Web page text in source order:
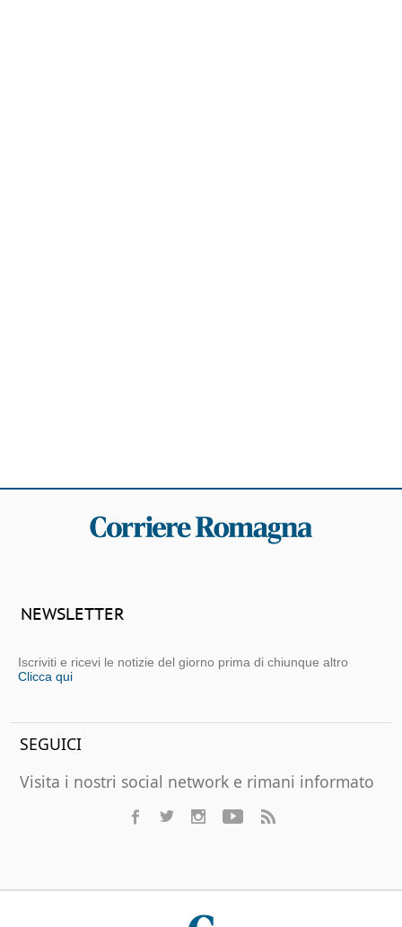
NEWSLETTER
Iscriviti e ricevi le notizie del giorno prima di chiunque altro
Clicca qui
SEGUICI
Visita i nostri social network e rimani informato